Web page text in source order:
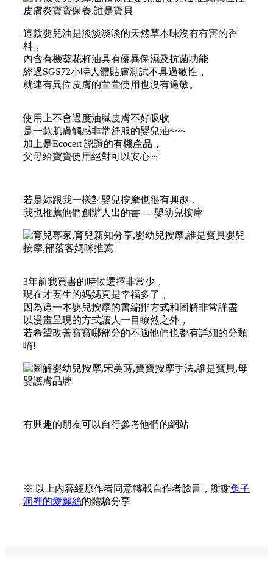
這款嬰兒油是淡淡淡淡的天然草本味沒有有害的香
料，
內含有機葵花籽油具有優異保濕及抗菌功能
經過SGS72小時人體貼膚測試不具過敏性，
就連有異位皮膚的萱萱使用也沒有過敏。
使用上不會過度油膩皮膚不好吸收
是一款肌膚觸感非常舒服的嬰兒油~~~
加上是Ecocert 認證的有機產品，
父母給寶寶使用絕對可以安心~~
若是妳跟我一樣對嬰兒按摩也很有興趣，
我也推薦他們創辦人出的書 --- 嬰幼兒按摩
3年前我買書的時候選擇非常少，
現在才要生的媽媽真是幸福多了，
因為這一本嬰兒按摩的書編排方式和圖解非常詳盡
以漫畫呈現的方式讓人一目瞭然之外，
若希望改善寶寶哪部分的不適他們也都有詳細的分類
唷!
有興趣的朋友可以自行參考他們的網站
※ 以上內容經原作者同意轉載自作者臉書，謝謝兔子
洞裡的愛麗絲的體驗分享